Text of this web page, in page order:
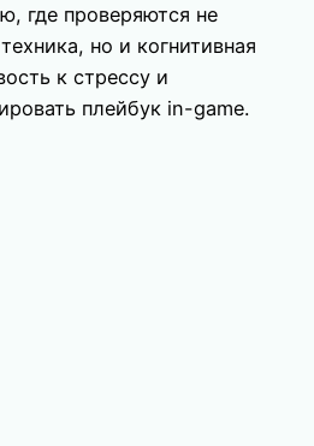
где проверяются не
но и когнитивная
к стрессу и
плейбук in-game.